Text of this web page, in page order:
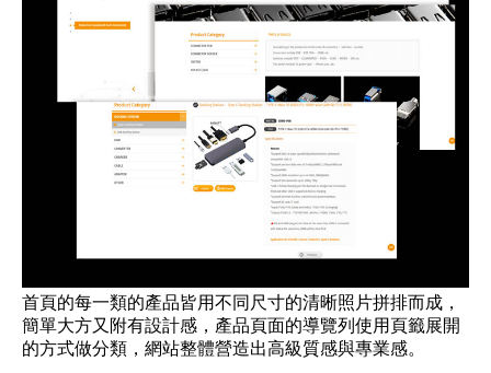
首頁的每一類的產品皆用不同尺寸的清晰照片拼排而成，
簡單大方又附有設計感，產品頁面的導覽列使用頁籤展開
的方式做分類，網站整體營造出高級質感與專業感。